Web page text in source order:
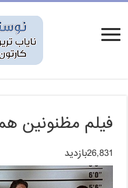
فیلم مظنونین
26,831بازدید